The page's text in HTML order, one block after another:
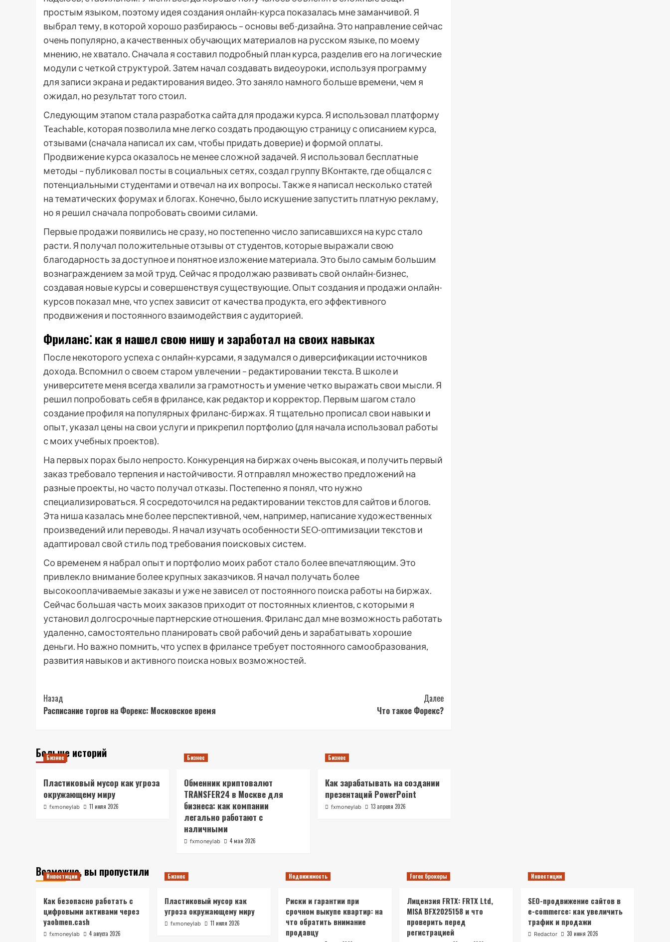
простым языком, поэтому идея создания онлайн-курса показалась мне заманчивой. Я
выбрал тему, в которой хорошо разбираюсь – основы веб-дизайна. Это направление сейчас
очень популярно, а качественных обучающих материалов на русском языке, по моему
мнению, не хватало. Сначала я составил подробный план курса, разделив его на логические
модули с четкой структурой. Затем начал создавать видеоуроки, используя программу
для записи экрана и редактирования видео. Это заняло намного больше времени, чем я
ожидал, но результат того стоил.
Следующим этапом стала разработка сайта для продажи курса. Я использовал платформу
Teachable, которая позволила мне легко создать продающую страницу с описанием курса,
отзывами (сначала написал их сам, чтобы придать доверие) и формой оплаты.
Продвижение курса оказалось не менее сложной задачей. Я использовал бесплатные
методы – публиковал посты в социальных сетях, создал группу ВКонтакте, где общался с
потенциальными студентами и отвечал на их вопросы. Также я написал несколько статей
на тематических форумах и блогах. Конечно, было искушение запустить платную рекламу,
но я решил сначала попробовать своими силами.
Первые продажи появились не сразу, но постепенно число записавшихся на курс стало
расти. Я получал положительные отзывы от студентов, которые выражали свою
благодарность за доступное и понятное изложение материала. Это было самым большим
вознаграждением за мой труд. Сейчас я продолжаю развивать свой онлайн-бизнес,
создавая новые курсы и совершенствуя существующие. Опыт создания и продажи онлайн-
курсов показал мне, что успех зависит от качества продукта, его эффективного
продвижения и постоянного взаимодействия с аудиторией.
Фриланс⁚ как я нашел свою нишу и заработал на своих навыках
После некоторого успеха с онлайн-курсами, я задумался о диверсификации источников
дохода. Вспомнил о своем старом увлечении – редактировании текста. В школе и
университете меня всегда хвалили за грамотность и умение четко выражать свои мысли. Я
решил попробовать себя в фрилансе, как редактор и корректор. Первым шагом стало
создание профиля на популярных фриланс-биржах. Я тщательно прописал свои навыки и
опыт, указал цены на свои услуги и прикрепил портфолио (для начала использовал работы
с моих учебных проектов).
На первых порах было непросто. Конкуренция на биржах очень высокая, и получить первый
заказ требовало терпения и настойчивости. Я отправлял множество предложений на
разные проекты, но часто получал отказы. Постепенно я понял, что нужно
специализироваться. Я сосредоточился на редактировании текстов для сайтов и блогов.
Эта ниша казалась мне более перспективной, чем, например, написание художественных
произведений или переводы. Я начал изучать особенности SEO-оптимизации текстов и
адаптировал свой стиль под требования поисковых систем.
Со временем я набрал опыт и портфолио моих работ стало более впечатляющим. Это
привлекло внимание более крупных заказчиков. Я начал получать более
высокооплачиваемые заказы и уже не зависел от постоянного поиска работы на биржах.
Сейчас большая часть моих заказов приходит от постоянных клиентов, с которыми я
установил долгосрочные партнерские отношения. Фриланс дал мне возможность работать
удаленно, самостоятельно планировать свой рабочий день и зарабатывать хорошие
деньги. Но важно помнить, что успех в фрилансе требует постоянного самообразования,
развития навыков и активного поиска новых возможностей.
Post
Navigation
Назад
Расписание торгов на Форекс: Московское время
Далее
Что такое Форекс?
Больше историй
Бизнес
Пластиковый мусор как угроза
окружающему миру
fxmoneylab 11 июля 2026
Бизнес
Обменник криптовалют
TRANSFER24 в Москве для
бизнеса: как компании
легально работают с
наличными
fxmoneylab 4 мая 2026
Бизнес
Как зарабатывать на создании
презентаций PowerPoint
fxmoneylab 13 апреля 2026
Возможно, вы пропустили
Инвестиции
Как безопасно работать с
цифровыми активами через
yaobmen.cash
fxmoneylab 4 августа 2026
Бизнес
Пластиковый мусор как
угроза окружающему миру
fxmoneylab 11 июля 2026
Недвижимость
Риски и гарантии при
срочном выкупе квартир: на
что обратить внимание
продавцу
Forex брокеры
Лицензия FRTX: FRTX Ltd,
MISA BFX2025158 и что
проверить перед
регистрацией
Инвестиции
SEO-продвижение сайтов в
e-commerce: как увеличить
трафик и продажи
Redactor 30 июня 2026